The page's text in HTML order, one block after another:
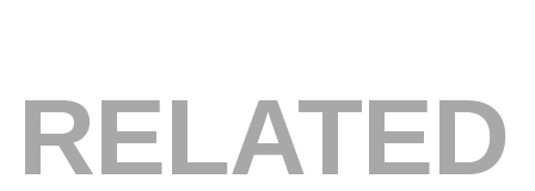
Bagagerie Surfcasting
د.ت
د.ت
RELATED